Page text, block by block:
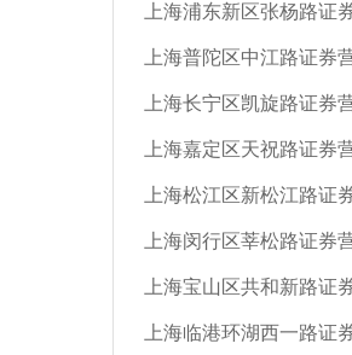
上海浦东新区张杨路证
上海普陀区中江路证券
上海长宁区凯旋路证券
上海嘉定区天祝路证券
上海松江区新松江路证
上海闵行区莘松路证券
上海宝山区共和新路证
上海临港环湖西一路证